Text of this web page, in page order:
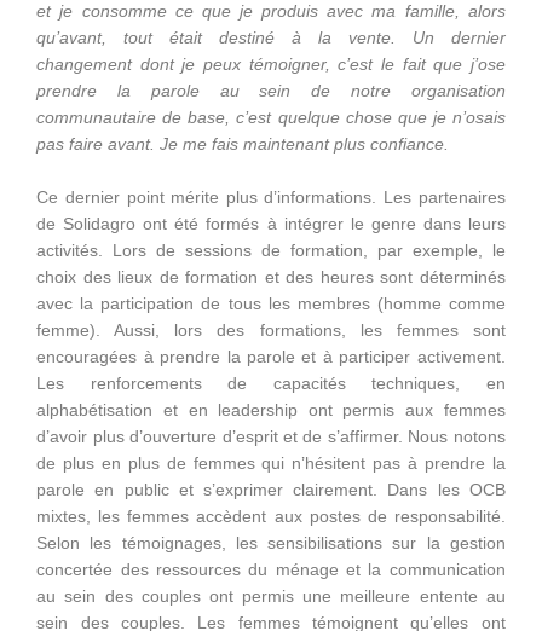
et je consomme ce que je produis avec ma famille, alors
qu’avant, tout était destiné à la vente. Un dernier
changement dont je peux témoigner, c’est le fait que j’ose
prendre la parole au sein de notre organisation
communautaire de base, c’est quelque chose que je n’osais
pas faire avant. Je me fais maintenant plus confiance.
Ce dernier point mérite plus d’informations. Les partenaires
de Solidagro ont été formés à intégrer le genre dans leurs
activités. Lors de sessions de formation, par exemple, le
choix des lieux de formation et des heures sont déterminés
avec la participation de tous les membres (homme comme
femme). Aussi, lors des formations, les femmes sont
encouragées à prendre la parole et à participer activement.
Les renforcements de capacités techniques, en
alphabétisation et en leadership ont permis aux femmes
d’avoir plus d’ouverture d’esprit et de s’affirmer. Nous notons
de plus en plus de femmes qui n’hésitent pas à prendre la
parole en public et s’exprimer clairement. Dans les OCB
mixtes, les femmes accèdent aux postes de responsabilité.
Selon les témoignages, les sensibilisations sur la gestion
concertée des ressources du ménage et la communication
au sein des couples ont permis une meilleure entente au
sein des couples. Les femmes témoignent qu’elles ont